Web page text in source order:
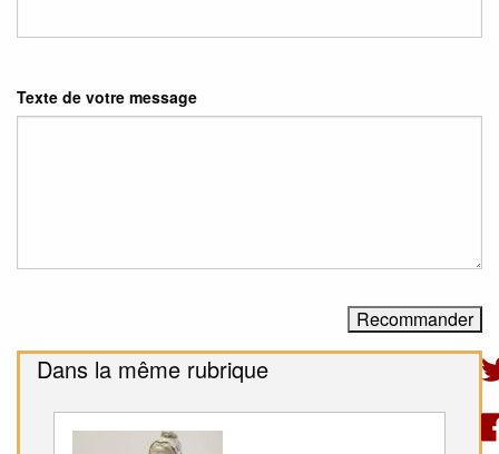
Texte de votre message
Dans la même rubrique